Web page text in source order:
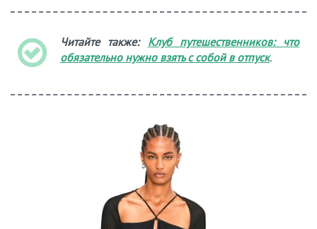
Читайте также: Клуб путешественников: что
обязательно нужно взять с собой в отпуск.